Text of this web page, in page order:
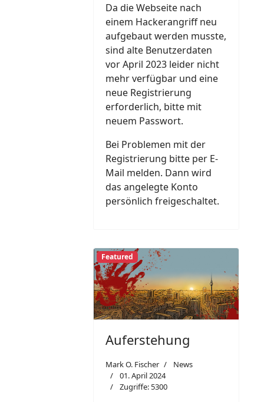
Da die Webseite nach
einem Hackerangriff neu
aufgebaut werden musste,
sind alte Benutzerdaten
vor April 2023 leider nicht
mehr verfügbar und eine
neue Registrierung
erforderlich, bitte mit
neuem Passwort.
Bei Problemen mit der
Registrierung bitte per E-
Mail melden. Dann wird
das angelegte Konto
persönlich freigeschaltet.
Featured
Auferstehung
Mark O. Fischer
News
01. April 2024
Zugriffe: 5300